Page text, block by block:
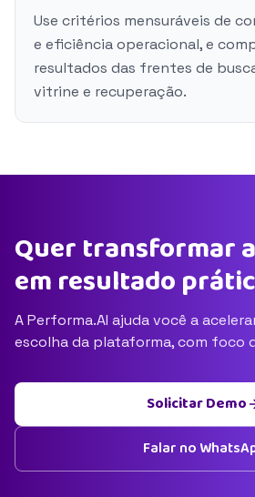
Use critérios mensuráveis de
e eficiência operacional, e
resultados das frentes de
vitrine e recuperação.
Quer transformar
em resultado
A Performa.AI ajuda você a
escolha da plataforma, com foco
Solicitar Demo
Falar no